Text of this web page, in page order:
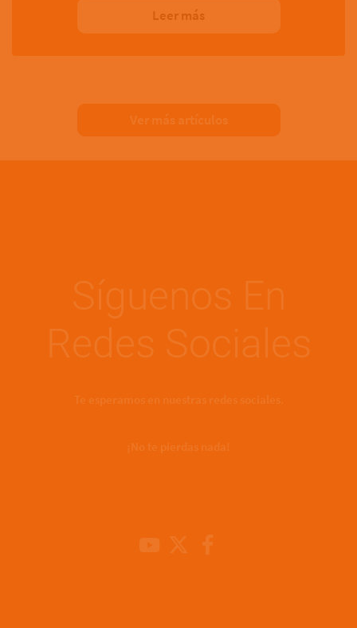
Leer más
Ver más artículos
Síguenos En
Redes Sociales
Te esperamos en nuestras redes sociales.
¡No te pierdas nada!
Youtube Channel